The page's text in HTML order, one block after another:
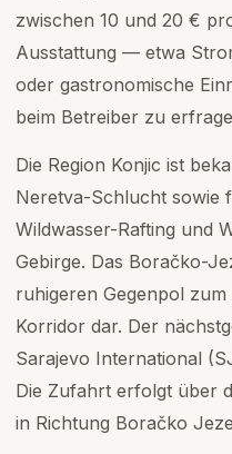
zwischen 10 und 20 €
Ausstattung — etwa
oder gastronomische
beim Betreiber zu
Die Region Konjic ist
Neretva-Schlucht sowie
Wildwasser-Rafting und
Gebirge. Das Boračko-
ruhigeren Gegenpol
Korridor dar. Der
Sarajevo International
Die Zufahrt erfolgt über
in Richtung Boračko